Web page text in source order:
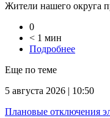
Жители нашего округа
0
< 1 мин
Подробнее
Еще по теме
5 августа 2026 | 10:50
Плановые отключения